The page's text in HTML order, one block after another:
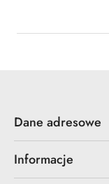
Dane adresowe
Informacje